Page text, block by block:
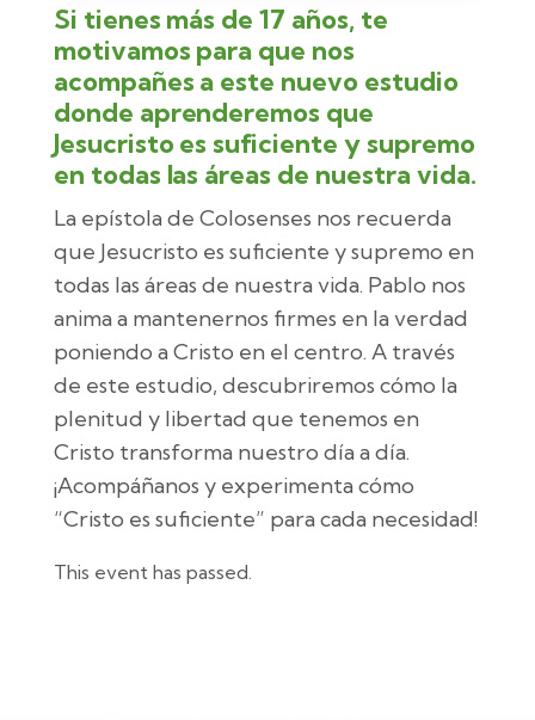
Si tienes más de 17 años, te
motivamos para que nos
acompañes a este nuevo estudio
donde aprenderemos que
Jesucristo es suficiente y supremo
en todas las áreas de nuestra vida.
La epístola de Colosenses nos recuerda
que Jesucristo es suficiente y supremo en
todas las áreas de nuestra vida. Pablo nos
anima a mantenernos firmes en la verdad
poniendo a Cristo en el centro. A través
de este estudio, descubriremos cómo la
plenitud y libertad que tenemos en
Cristo transforma nuestro día a día.
¡Acompáñanos y experimenta cómo
“Cristo es suficiente” para cada necesidad!
This event has passed.